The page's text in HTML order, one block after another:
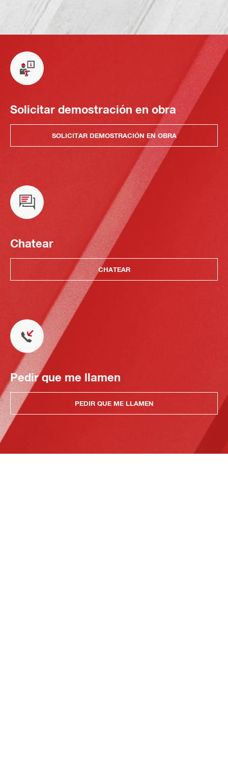
Solicitar demostración en obra
SOLICITAR DEMOSTRACIÓN EN OBRA
Chatear
CHATEAR
Pedir que me llamen
PEDIR QUE ME LLAMEN